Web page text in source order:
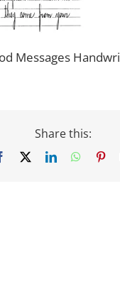
Messages
Share this:
Facebook LinkedIn